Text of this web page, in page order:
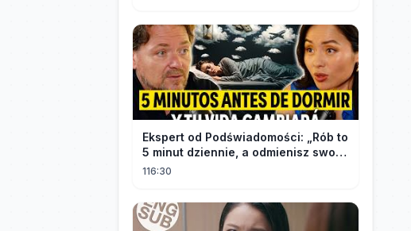
Ekspert od Podświadomości: „Rób to
5 minut dziennie, a odmienisz swoje
życie na zawsze"
116:30